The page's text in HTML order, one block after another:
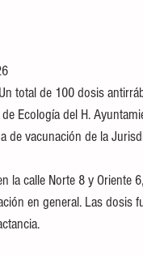
total de 100 dosis
Ecología del H.
de vacunación de la
la calle Norte 8 y
en general. Las dosis